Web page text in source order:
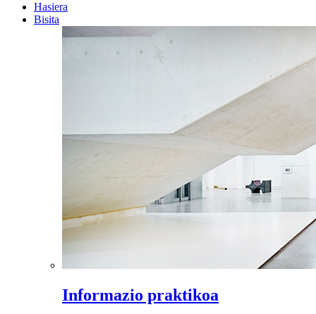
Hasiera
Bisita
Informazio praktikoa